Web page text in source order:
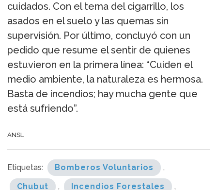
cuidados. Con el tema del cigarrillo, los
asados en el suelo y las quemas sin
supervisión. Por último, concluyó con un
pedido que resume el sentir de quienes
estuvieron en la primera línea: “Cuiden el
medio ambiente, la naturaleza es hermosa.
Basta de incendios; hay mucha gente que
está sufriendo”.
ANSL
Etiquetas: Bomberos Voluntarios ,
Chubut , Incendios Forestales ,